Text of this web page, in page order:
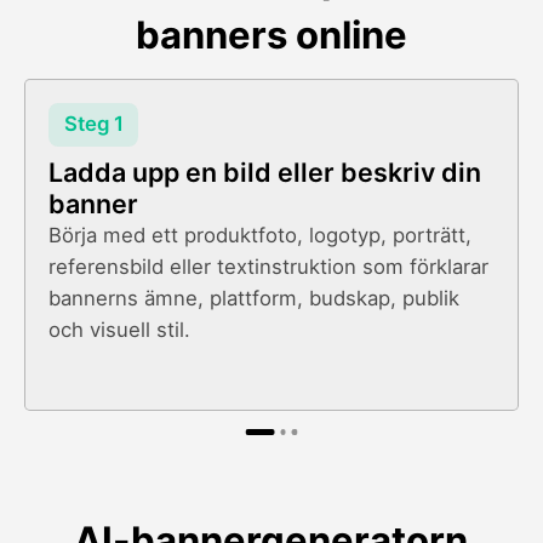
banners online
Steg 1
Ladda upp en bild eller beskriv din
banner
Börja med ett produktfoto, logotyp, porträtt,
referensbild eller textinstruktion som förklarar
bannerns ämne, plattform, budskap, publik
och visuell stil.